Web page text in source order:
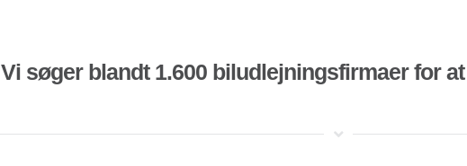
Vi søger blandt 1.600 biludlejningsfirmaer for